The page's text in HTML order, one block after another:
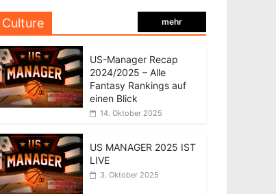
Culture mehr
US-Manager Recap
2024/2025 – Alle
Fantasy Rankings auf
einen Blick
14. Oktober 2025
US MANAGER 2025 IST
LIVE
3. Oktober 2025